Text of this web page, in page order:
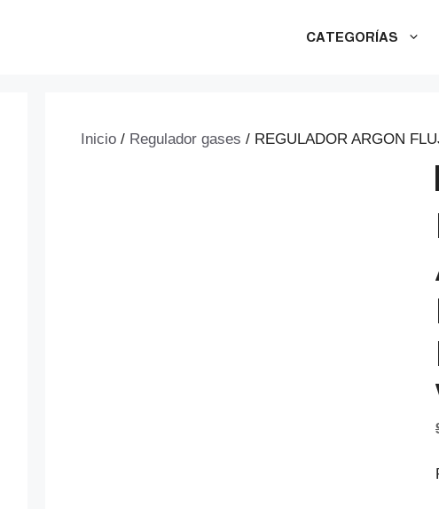
CATEGORÍAS
Inicio / Regulador gases / REGULADOR ARGON